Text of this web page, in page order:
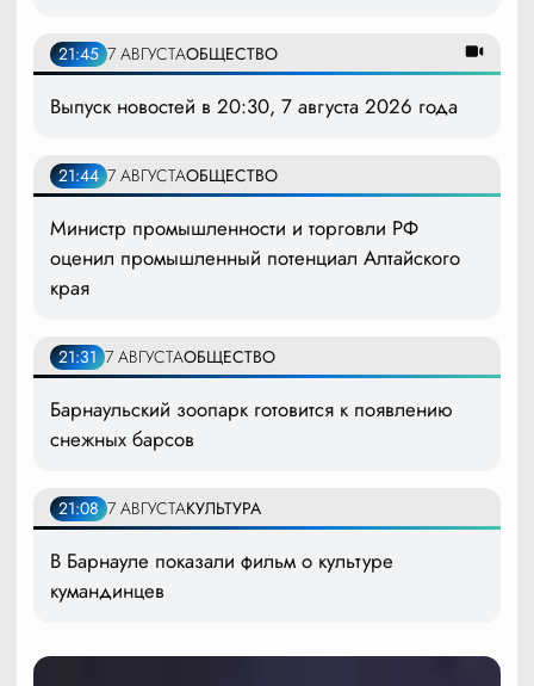
21:45 7 АВГУСТАОБЩЕСТВО
Выпуск новостей в 20:30, 7 августа 2026 года
21:44 7 АВГУСТАОБЩЕСТВО
Министр промышленности и торговли РФ
оценил промышленный потенциал Алтайского
края
21:31 7 АВГУСТАОБЩЕСТВО
Барнаульский зоопарк готовится к появлению
снежных барсов
21:08 7 АВГУСТАКУЛЬТУРА
В Барнауле показали фильм о культуре
кумандинцев